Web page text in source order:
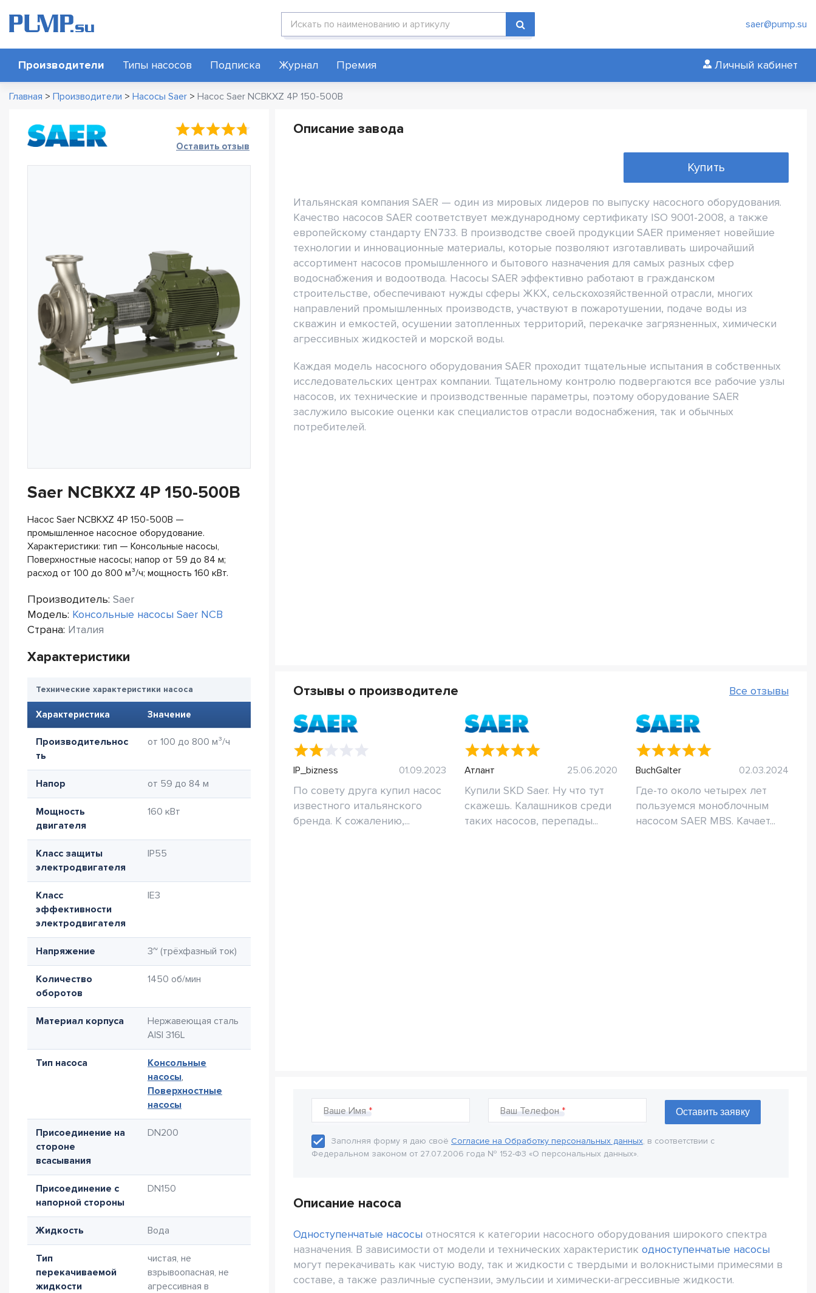
Поиск по каталогу saer@pump.su
Производители Типы насосов Подписка Журнал Премия Личный кабинет
Главная > Производители > Насосы Saer > Насос Saer NCBKXZ 4P 150-500B
Оставить отзыв
Saer NCBKXZ 4P 150-500B
Насос Saer NCBKXZ 4P 150-500B —
промышленное насосное оборудование.
Характеристики: тип — Консольные насосы,
Поверхностные насосы; напор от 59 до 84 м;
расход от 100 до 800 м³/ч; мощность 160 кВт.
Производитель: Saer
Модель: Консольные насосы Saer NCB
Страна: Италия
Характеристики
Технические характеристики насоса
Характеристика Значение
Производительнос
ть
от 100 до 800 м³/ч
Напор от 59 до 84 м
Мощность
двигателя
160 кВт
Класс защиты
электродвигателя
IP55
Класс
эффективности
электродвигателя
IE3
Напряжение 3~ (трёхфазный ток)
Количество
оборотов
1450 об/мин
Материал корпуса
Нержавеющая сталь
AISI 316L
Тип насоса
Консольные
насосы,
Поверхностные
насосы
Присоединение на
стороне
всасывания
DN200
Присоединение с
напорной стороны
DN150
Жидкость Вода
Тип
перекачиваемой
жидкости
чистая, не
взрывоопасная, не
агрессивная в
Описание завода
Купить
Итальянская компания SAER — один из мировых лидеров по выпуску насосного оборудования.
Качество насосов SAER соответствует международному сертификату ISO 9001-2008, а также
европейскому стандарту EN733. В производстве своей продукции SAER применяет новейшие
технологии и инновационные материалы, которые позволяют изготавливать широчайший
ассортимент насосов промышленного и бытового назначения для самых разных сфер
водоснабжения и водоотвода. Насосы SAER эффективно работают в гражданском
строительстве, обеспечивают нужды сферы ЖКХ, сельскохозяйственной отрасли, многих
направлений промышленных производств, участвуют в пожаротушении, подаче воды из
скважин и емкостей, осушении затопленных территорий, перекачке загрязненных, химически
агрессивных жидкостей и морской воды.
Каждая модель насосного оборудования SAER проходит тщательные испытания в собственных
исследовательских центрах компании. Тщательному контролю подвергаются все рабочие узлы
насосов, их технические и производственные параметры, поэтому оборудование SAER
заслужило высокие оценки как специалистов отрасли водоснабжения, так и обычных
потребителей.
Отзывы о производителе Все отзывы
IP_bizness 01.09.2023
По совету друга купил насос
известного итальянского
бренда. К сожалению,...
Атлант 25.06.2020
Купили SKD Saer. Ну что тут
скажешь. Калашников среди
таких насосов, перепады...
BuchGalter 02.03.2024
Где-то около четырех лет
пользуемся моноблочным
насосом SAER MBS. Качает...
Ваше Имя Ваш Телефон
Заполняя форму я даю своё Согласие на Обработку персональных данных, в соответствии с
Федеральном законом от 27.07.2006 года № 152-Ф3 «О персональных данных».
Описание насоса
Одноступенчатые насосы относятся к категории насосного оборудования широкого спектра
назначения. В зависимости от модели и технических характеристик одноступенчатые насосы
могут перекачивать как чистую воду, так и жидкости с твердыми и волокнистыми примесями в
составе, а также различные суспензии, эмульсии и химически-агрессивные жидкости.